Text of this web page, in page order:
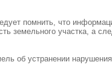
помнить, что
земельного участка, а
об устранении